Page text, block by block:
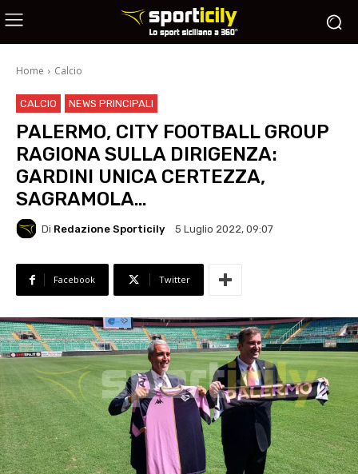
Home Calcio
CALCIO NEWS PRINCIPALI
PALERMO, CITY FOOTBALL GROUP
RAGIONA SULLA DIRIGENZA:
GARDINI UNICA CERTEZZA,
SAGRAMOLA…
Di Redazione Sporticily 5 Luglio 2022, 09:07
Facebook Twitter